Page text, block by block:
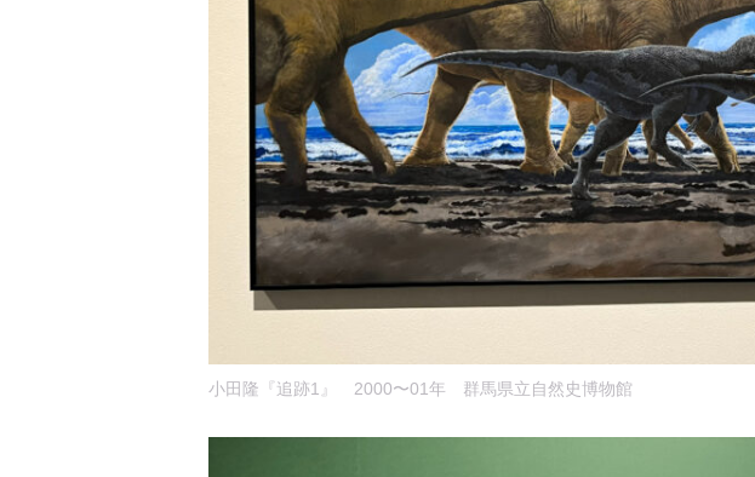
小田隆『追跡1』 2000〜01年 群馬県立自然史博物館